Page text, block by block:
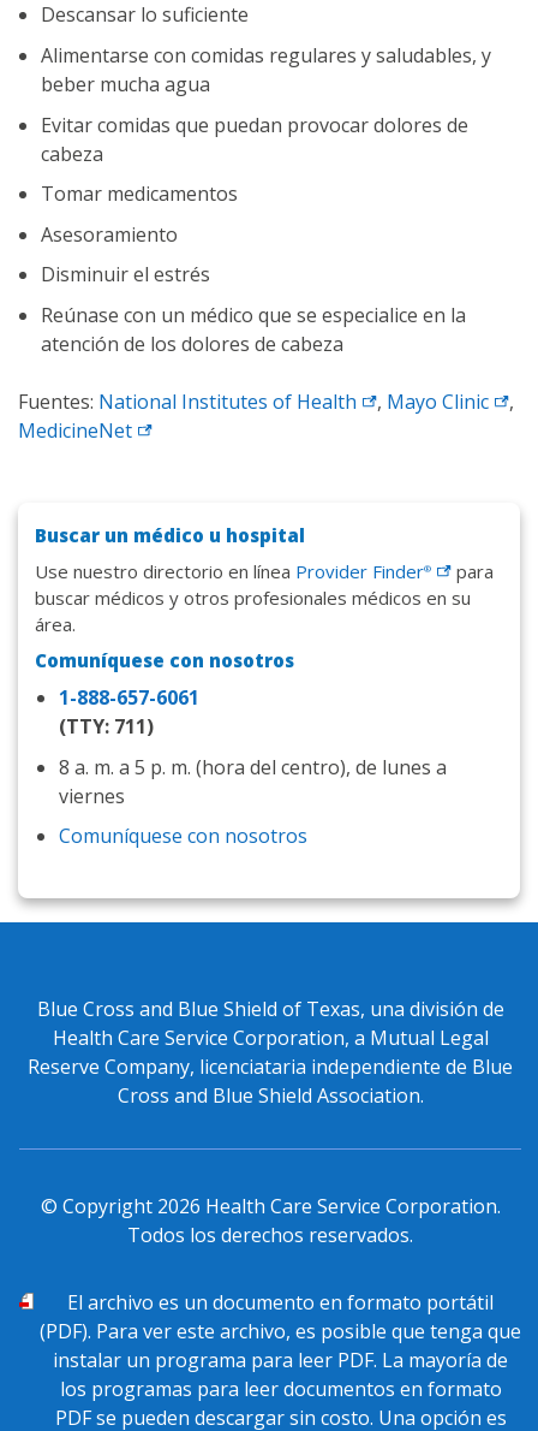
Descansar lo suficiente
Alimentarse con comidas regulares y saludables, y
beber mucha agua
Evitar comidas que puedan provocar dolores de
cabeza
Tomar medicamentos
Asesoramiento
Disminuir el estrés
Reúnase con un médico que se especialice en la
atención de los dolores de cabeza
Fuentes: National Institutes of Health , Mayo Clinic
,
MedicineNet
Buscar un médico u hospital
Use nuestro directorio en línea Provider Finder®
para
buscar médicos y otros profesionales médicos en su
área.
Comuníquese con nosotros
1-888-657-6061
(TTY: 711)
8 a. m. a 5 p. m. (hora del centro), de lunes a
viernes
Comuníquese con nosotros
Blue Cross and Blue Shield of Texas, una división de
Health Care Service Corporation, a Mutual Legal
Reserve Company, licenciataria independiente de Blue
Cross and Blue Shield Association.
© Copyright 2026 Health Care Service Corporation.
Todos los derechos reservados.
El archivoPDF
es un documento en formato portátil
(PDF). Para ver este archivo, es posible que tenga que
instalar un programa para leer PDF. La mayoría de
los programas para leer documentos en formato
PDF se pueden descargar sin costo. Una opción es